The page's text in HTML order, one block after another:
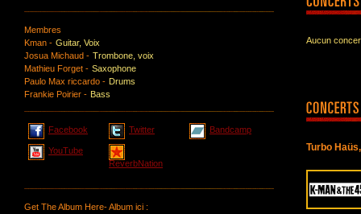
Membres
Kman - Guitar, Voix
Josua Michaud - Trombone, voix
Mathieu Forget - Saxophone
Paulo Max riccardo - Drums
Frankie Poirier - Bass
Facebook Twitter Bandcamp
YouTube
ReverbNation
Get The Album Here- Album ici :
Aucun
Turbo